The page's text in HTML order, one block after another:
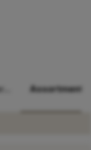
Assortment